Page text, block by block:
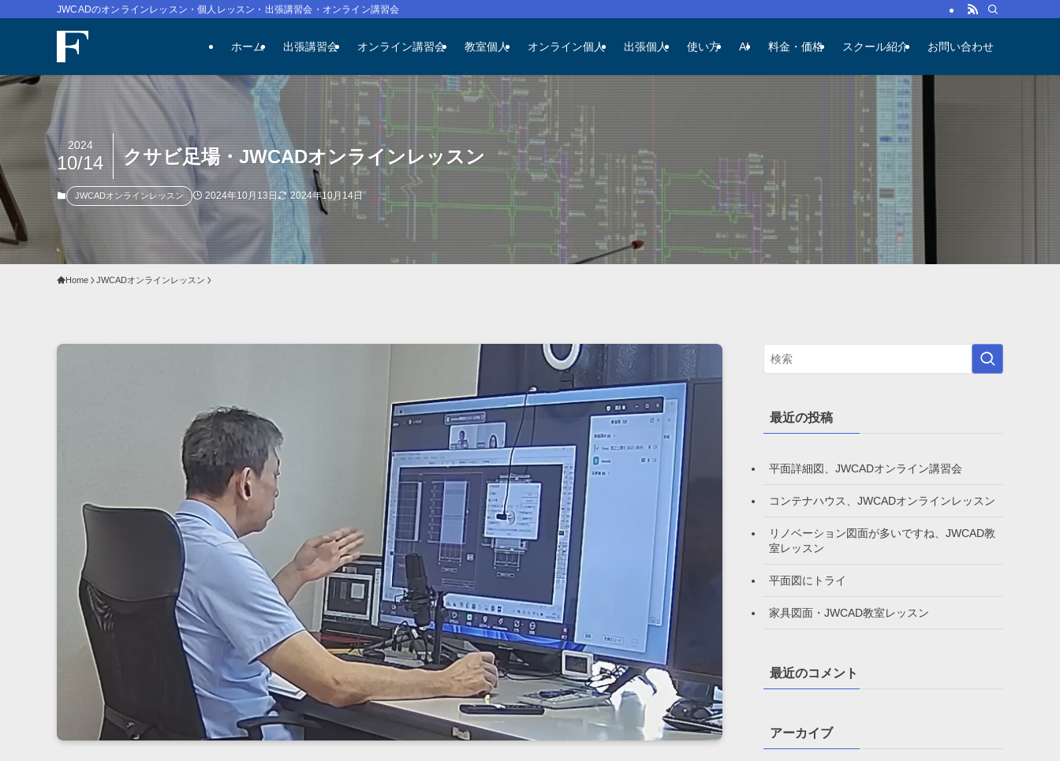
JWCADのオンラインレッスン・個人レッスン・出張講習会・オンライン講習会
ホーム 出張講習会 オンライン講習会 教室個人 オンライン個人 出張個人 使い方 AI 料金・価格 スクール紹介 お問い合わせ
クサビ足場・JWCADオンラインレッスン
2024
10/14
JWCADオンラインレッスン 2024年10月13日 2024年10月14日
Home JWCADオンラインレッスン
最近の投稿
平面詳細図、JWCADオンライン講習会
コンテナハウス、JWCADオンラインレッスン
リノベーション図面が多いですね、JWCAD教
室レッスン
平面図にトライ
家具図面・JWCAD教室レッスン
最近のコメント
アーカイブ